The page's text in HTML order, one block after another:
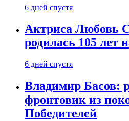
6 дней спустя
Актриса Любовь
родилась 105 лет
6 дней спустя
Владимир Басов:
фронтовик из
Победителей